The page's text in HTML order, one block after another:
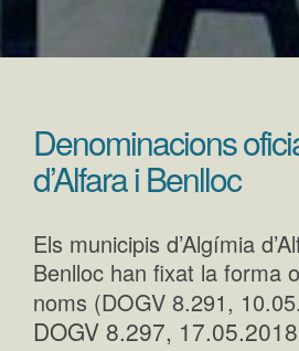
Denominacions
d’Alfara i Benlloc
Els municipis d’Algímia
Benlloc han fixat la forma
noms (DOGV 8.291,
DOGV 8.297,